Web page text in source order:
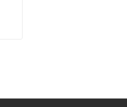
Body Wrap